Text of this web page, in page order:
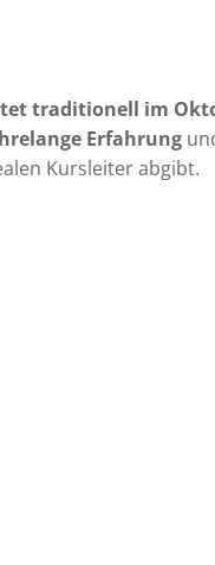
traditionell im
Erfahrung
Kursleiter abgibt.